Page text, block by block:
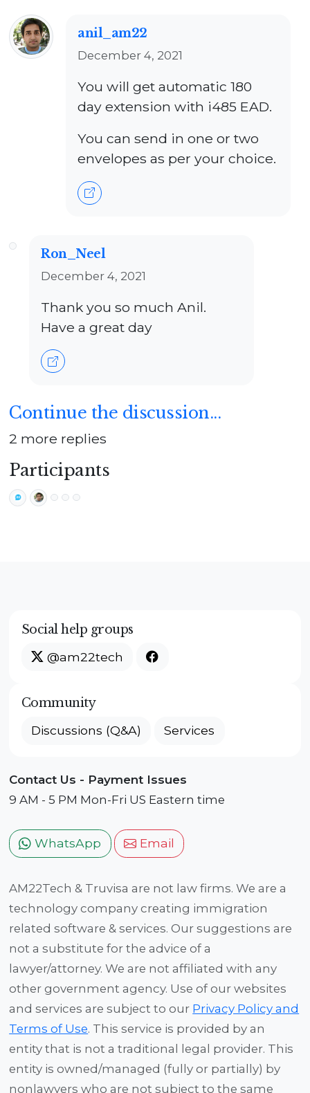
anil_am22
December 4, 2021
You will get automatic 180
day extension with i485 EAD.
You can send in one or two
envelopes as per your choice.
Ron_Neel
December 4, 2021
Thank you so much Anil.
Have a great day
Continue the discussion...
2 more replies
Participants
Social help groups
@am22tech
Community
Discussions (Q&A) Services
Contact Us - Payment Issues
9 AM - 5 PM Mon-Fri US Eastern time
WhatsApp Email
AM22Tech & Truvisa are not law firms. We are a
technology company creating immigration
related software & services. Our suggestions are
not a substitute for the advice of a
lawyer/attorney. We are not affiliated with any
other government agency. Use of our websites
and services are subject to our Privacy Policy and
Terms of Use. This service is provided by an
entity that is not a traditional legal provider. This
entity is owned/managed (fully or partially) by
nonlawyers who are not subject to the same